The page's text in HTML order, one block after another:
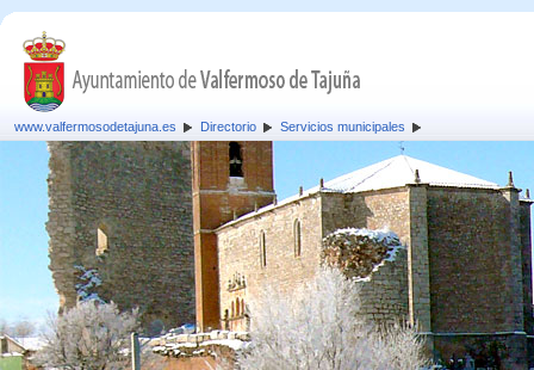
www.valfermosodetajuna.es Directorio Servicios municipales